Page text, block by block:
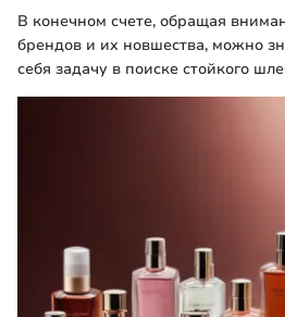
В конечном счете, обращая
брендов и их новшества, можно
себя задачу в поиске стойкого